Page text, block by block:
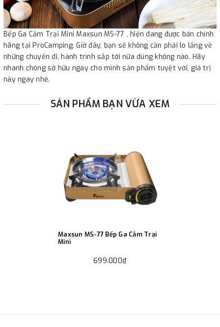
Bếp Ga Cắm Trại Mini Maxsun MS-77 , hiện đang được bán chính
hãng tại ProCamping. Giờ đây, bạn sẽ không cần phải lo lắng về
những chuyến đi, hành trình sắp tới nữa đúng không nào. Hãy
nhanh chóng sở hữu ngay cho mình sản phẩm tuyệt vời, giá trị
này ngay nhé.
SẢN PHẨM BẠN VỪA XEM
Maxsun MS-77 Bếp Ga Cắm Trại
Mini
699.000₫